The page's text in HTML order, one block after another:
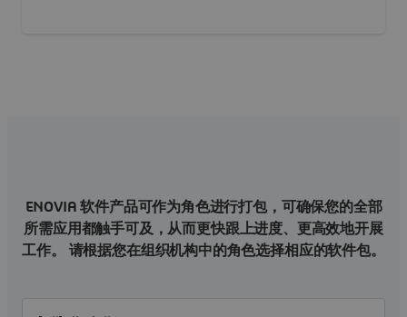
ENOVIA 软件产品可作为角色进行打包，可确保您的全部
所需应用都触手可及，从而更快跟上进度、更高效地开展
工作。 请根据您在组织机构中的角色选择相应的软件包。